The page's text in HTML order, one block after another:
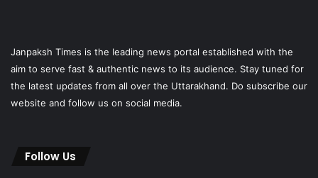
Janpaksh Times is the leading news portal established with the
aim to serve fast & authentic news to its audience. Stay tuned for
the latest updates from all over the Uttarakhand. Do subscribe our
website and follow us on social media.
Follow Us